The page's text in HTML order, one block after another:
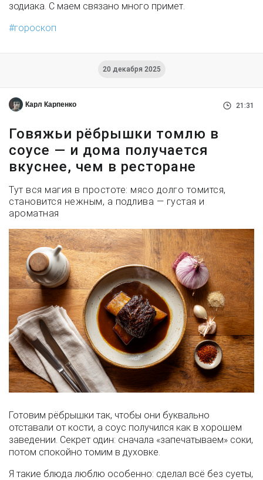
зодиака. С маем связано много примет.
гороскоп
20 декабря 2025
Карл Карпенко 21:31
Говяжьи рёбрышки томлю в
соусе — и дома получается
вкуснее, чем в ресторане
Тут вся магия в простоте: мясо долго томится,
становится нежным, а подлива — густая и
ароматная
Готовим рёбрышки так, чтобы они буквально
отставали от кости, а соус получился как в хорошем
заведении. Секрет один: сначала «запечатываем» соки,
потом спокойно томим в духовке.
Я такие блюда люблю особенно: сделал всё без суеты,